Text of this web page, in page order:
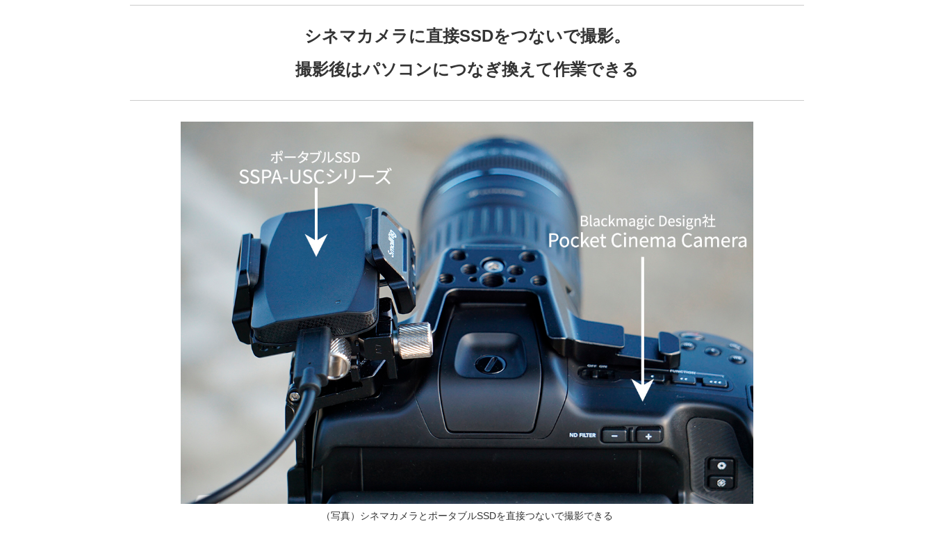
シネマカメラに直接SSDをつないで撮影。
撮影後はパソコンにつなぎ換えて作業できる
（写真）シネマカメラとポータブルSSDを直接つないで撮影できる